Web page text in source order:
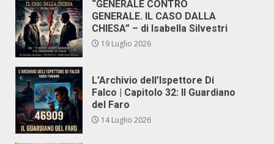
“GENERALE CONTRO
GENERALE. IL CASO DALLA
CHIESA” – di Isabella Silvestri
19 Luglio 2026
L’Archivio dell’Ispettore Di
Falco | Capitolo 32: Il Guardiano
del Faro
14 Luglio 2026